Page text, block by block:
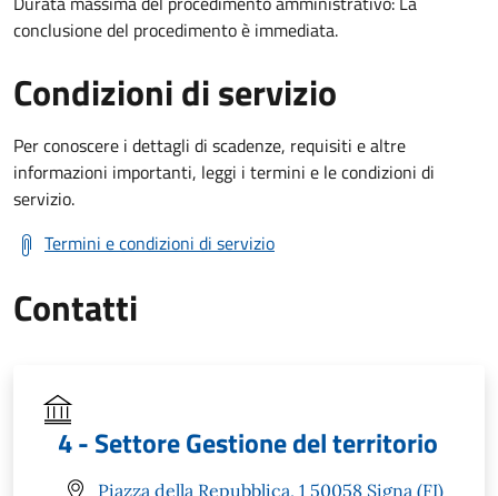
conclusione del procedimento è immediata.
Condizioni di servizio
Per conoscere i dettagli di scadenze, requisiti e altre
informazioni importanti, leggi i termini e le condizioni di
servizio.
Termini e condizioni di servizio
Contatti
4 - Settore Gestione del territorio
Piazza della Repubblica, 1 50058 Signa (FI)